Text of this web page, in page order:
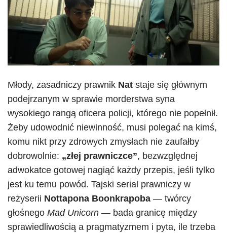
Młody, zasadniczy prawnik Nat staje się głównym
podejrzanym w sprawie morderstwa syna
wysokiego rangą oficera policji, którego nie popełnił.
Żeby udowodnić niewinność, musi polegać na kimś,
komu nikt przy zdrowych zmysłach nie zaufałby
dobrowolnie: „złej prawniczce”, bezwzględnej
adwokatce gotowej nagiąć każdy przepis, jeśli tylko
jest ku temu powód. Tajski serial prawniczy w
reżyserii Nottapona Boonkrapoba — twórcy
głośnego Mad Unicorn — bada granicę między
sprawiedliwością a pragmatyzmem i pyta, ile trzeba